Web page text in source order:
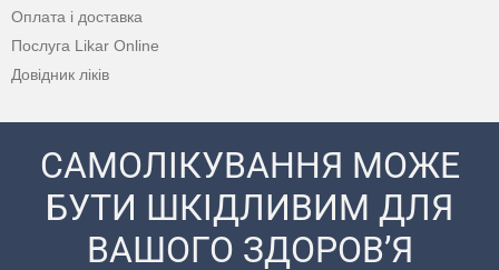
Оплата і доставка
Послуга Likar Online
Довідник ліків
САМОЛІКУВАННЯ МОЖЕ
БУТИ ШКІДЛИВИМ ДЛЯ
ВАШОГО ЗДОРОВ’Я